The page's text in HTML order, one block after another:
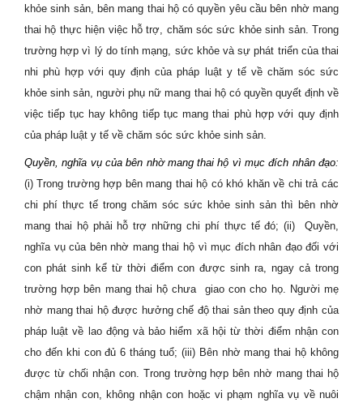
khỏe sinh sản, bên mang thai hộ có quyền yêu cầu bên nhờ mang
thai hộ thực hiện việc hỗ trợ, chăm sóc sức khỏe sinh sản. Trong
trường hợp vì lý do tính mạng, sức khỏe và sự phát triển của thai
nhi phù hợp với quy định của pháp luật y tế về chăm sóc sức
khỏe sinh sản, người phụ nữ mang thai hộ có quyền quyết định về
việc tiếp tục hay không tiếp tục mang thai phù hợp với quy định
của pháp luật y tế về chăm sóc sức khỏe sinh sản.
Quyền, nghĩa vụ của bên nhờ mang thai hộ vì mục đích nhân đạo:
(i)Trong trường hợp bên mang thai hộ có khó khăn về chi trả các
chi phí thực tế trong chăm sóc sức khỏe sinh sản thì bên nhờ
mang thai hộ phải hỗ trợ những chi phí thực tế đó; (ii)
Quyền,
nghĩa vụ của bên nhờ mang thai hộ vì mục đích nhân đạo đối với
con phát sinh kể từ thời điểm con được sinh ra, ngay cả trong
trường hợp bên mang thai hộ chưa
giao con cho họ. Người mẹ
nhờ mang thai hộ được hưởng chế độ thai sản theo quy định của
pháp luật về lao động và bảo hiểm xã hội từ thời điểm nhận con
cho đến khi con đủ 6 tháng tuổ; (iii) Bên nhờ mang thai hộ không
được từ chối nhận con. Trong trường hợp bên nhờ mang thai hộ
chậm nhận con, không nhận con hoặc vi phạm nghĩa vụ về nuôi